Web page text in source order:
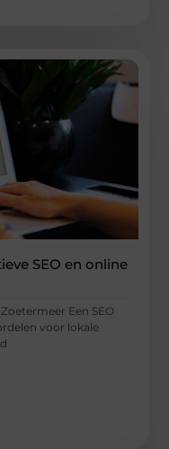
SEO en online
Een SEO
voor lokale